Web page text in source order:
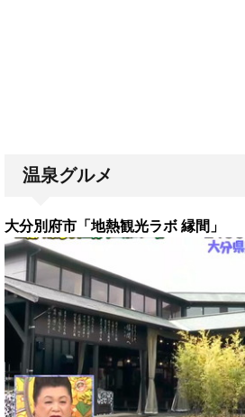
温泉グルメ
大分別府市「地熱観光ラボ 縁間」